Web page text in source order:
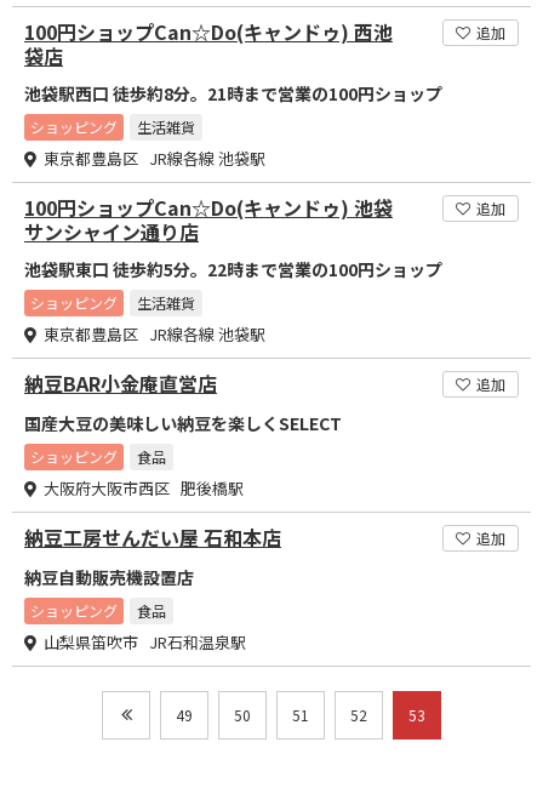
100円ショップCan☆Do(キャンドゥ) 西池
袋店
追加
池袋駅西口 徒歩約8分。21時まで営業の100円ショップ
ショッピング 生活雑貨
東京都豊島区 JR線各線 池袋駅
100円ショップCan☆Do(キャンドゥ) 池袋
サンシャイン通り店
追加
池袋駅東口 徒歩約5分。22時まで営業の100円ショップ
ショッピング 生活雑貨
東京都豊島区 JR線各線 池袋駅
納豆BAR小金庵直営店 追加
国産大豆の美味しい納豆を楽しくSELECT
ショッピング 食品
大阪府大阪市西区 肥後橋駅
納豆工房せんだい屋 石和本店 追加
納豆自動販売機設置店
ショッピング 食品
山梨県笛吹市 JR石和温泉駅
49 50 51 52 53